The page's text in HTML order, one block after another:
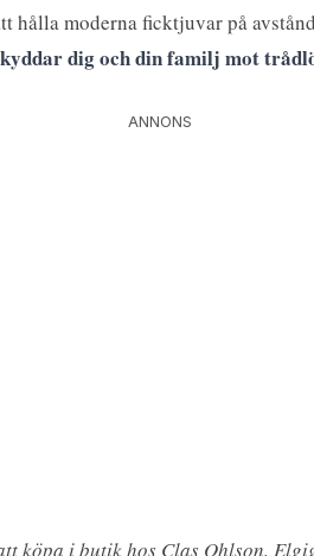
hålla moderna ficktjuvar på
dig och din familj mot
ANNONS
köpa i butik hos Clas Ohlson,